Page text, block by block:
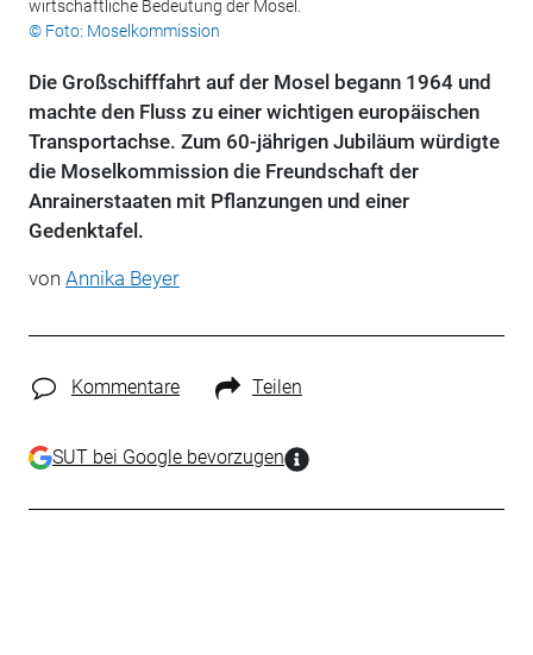
wirtschaftliche Bedeutung der Mosel.
© Foto: Moselkommission
Die Großschifffahrt auf der Mosel begann 1964 und
machte den Fluss zu einer wichtigen europäischen
Transportachse. Zum 60-jährigen Jubiläum würdigte
die Moselkommission die Freundschaft der
Anrainerstaaten mit Pflanzungen und einer
Gedenktafel.
von Annika Beyer
Kommentare Teilen
SUT bei Google bevorzugen